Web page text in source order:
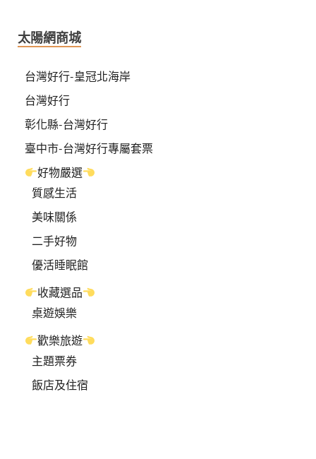
太陽網商城
台灣好行-皇冠北海岸
台灣好行
彰化縣-台灣好行
臺中市-台灣好行專屬套票
好物嚴選
質感生活
美味關係
二手好物
優活睡眠館
收藏選品
桌遊娛樂
歡樂旅遊
主題票券
飯店及住宿